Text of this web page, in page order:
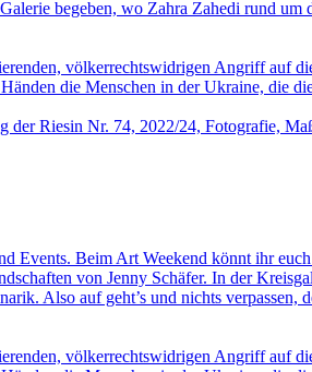
begeben, wo Zahra Zahedi rund
völkerrechtswidrigen Angriff auf
die Menschen in der Ukraine, die
Events. Beim Art Weekend könnt ihr
von Jenny Schäfer. In der
Also auf geht’s und nichts
völkerrechtswidrigen Angriff auf